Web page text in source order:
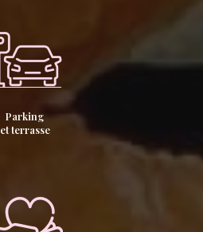
Parking
et terrasse